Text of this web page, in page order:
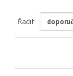
zobrazit
celý
text
Řadit: